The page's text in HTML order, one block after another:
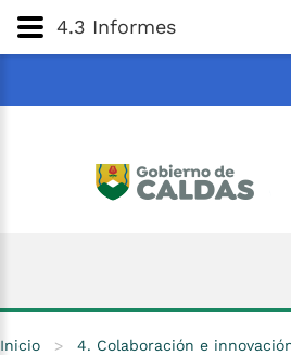
Gobernación
4.3 Informes
Inicio > 4. Colaboración e